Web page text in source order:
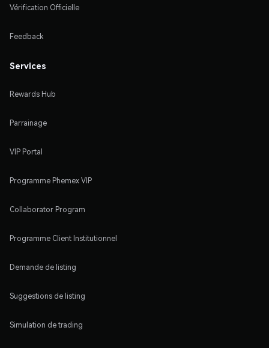
Vérification Officielle
Feedback
Services
Rewards Hub
Parrainage
VIP Portal
Programme Phemex VIP
Collaborator Program
Programme Client Institutionnel
Demande de listing
Suggestions de listing
Simulation de trading